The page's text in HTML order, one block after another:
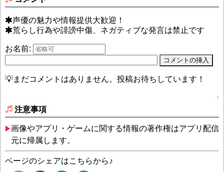
声優の魅力や情報提供大歓迎！
荒らし行為や誹謗中傷、ネガティブな発言は禁止です
お名前:
💡まだコメントはありません。投稿お待ちしています！
↑
注意事項
画像やアプリ・ゲームに関する情報の著作権はアプリ配信
元に帰属します。
ページのシェアはこちらから♪